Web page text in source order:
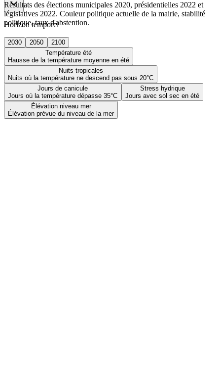
Horizon temporel
2030 2050
2100
Température été
Hausse de la température moyenne en été
Nuits tropicales
Nuits où la température ne descend pas sous 20°C
Jours de canicule
Jours où la température dépasse 35°C
Stress hydrique
Jours avec sol sec en été
Élévation niveau mer
Élévation prévue du niveau de la mer
Résultats des élections municipales 2020, présidentielles 2022 et
législatives 2022. Couleur politique actuelle de la mairie, stabilité
politique, taux d'abstention.